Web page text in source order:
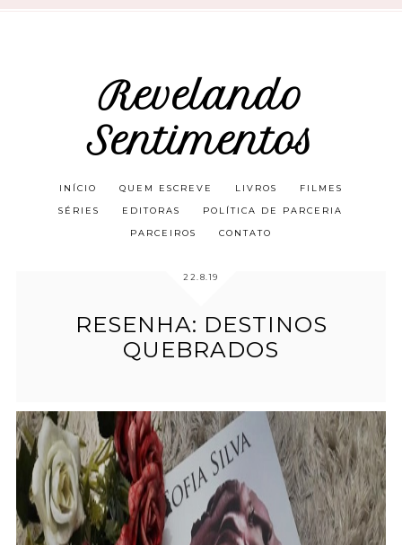
Revelando
Sentimentos
INÍCIO QUEM ESCREVE LIVROS FILMES
SÉRIES EDITORAS POLÍTICA DE PARCERIA
PARCEIROS CONTATO
22.8.19
RESENHA: DESTINOS
QUEBRADOS